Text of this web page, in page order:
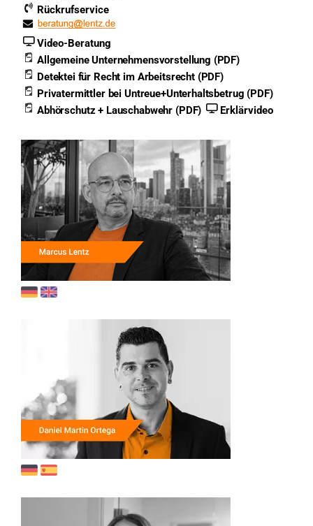
Rückrufservice
Video-Beratung
Allgemeine Unternehmensvorstellung (PDF)
Detektei für Recht im Arbeitsrecht (PDF)
Privatermittler bei Untreue+Unterhaltsbetrug (PDF)
Abhörschutz + Lauschabwehr (PDF)
Erklärvideo